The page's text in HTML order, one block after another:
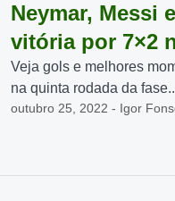
Neymar, Messi
vitória por 7×2
Veja gols e melhores
na quinta rodada da
outubro 25, 2022 - Igor